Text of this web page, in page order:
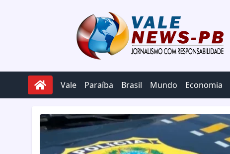
Vale Paraíba Brasil Mundo Economia